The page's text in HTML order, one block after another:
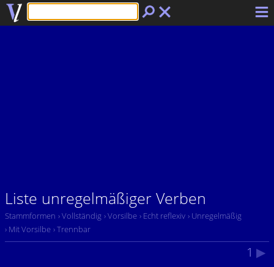
Liste unregelmäßiger Verben
Stammformen › Vollständig › Vorsilbe › Echt reflexiv › Unregelmäßig
› Mit Vorsilbe › Trennbar
1 ▶